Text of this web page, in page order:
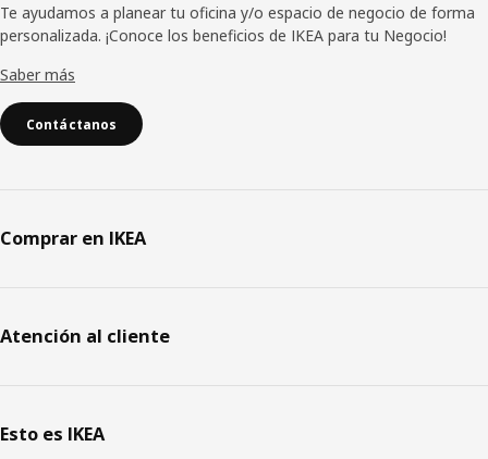
Te ayudamos a planear tu oficina y/o espacio de negocio de forma
personalizada. ¡Conoce los beneficios de IKEA para tu Negocio!
Saber más
Contáctanos
Comprar en IKEA
Atención al cliente
Esto es IKEA